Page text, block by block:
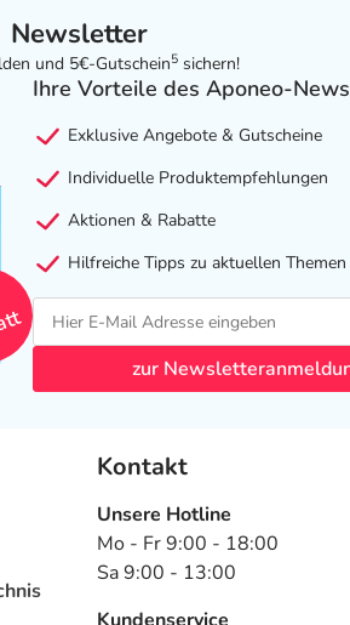
Newsletter
und 5€-Gutschein5 sichern!
Ihre Vorteile des Aponeo-
Exklusive Angebote & Gutscheine
Individuelle Produktempfehlungen
Aktionen & Rabatte
Hilfreiche Tipps zu aktuellen Themen
zur
Kontakt
Unsere Hotline
Mo - Fr 9:00 - 18:00
Sa 9:00 - 13:00